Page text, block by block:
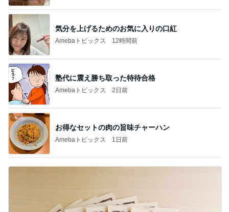
気分を上げるためのお気に入りの口紅
Amebaトピックス 12時間前
塾代に震え勝ち取った特待合格
Amebaトピックス 2日前
お得なセットの肉の旨味チャーハン
Amebaトピックス 1日前